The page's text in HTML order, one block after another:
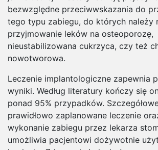
bezwzględne przeciwwskazania do
tego typu zabiegu, do których należy
przyjmowanie leków na osteoporozę,
nieustabilizowana cukrzyca, czy też
nowotworowa.
Leczenie implantologiczne zapewnia
wyniki. Według literatury kończy się
ponad 95% przypadków.
prawidłowo zaplanowane leczenie
wykonanie zabiegu przez lekarza
umożliwia pacjentowi dożywotnie